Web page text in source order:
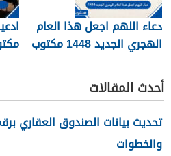
دعاء اللهم اجعل هذا العام
الهجري الجديد 1448 مكتوب
أحدث المقالات
والخطوات